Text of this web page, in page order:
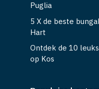
Puglia
5 X de beste
Hart
Ontdek de 10
op Kos